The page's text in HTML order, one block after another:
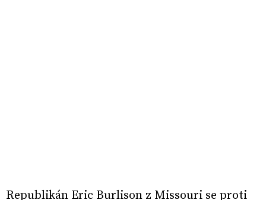
Republikán Eric Burlison z Missouri se proti